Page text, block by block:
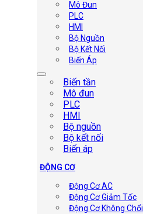
Mô Đun
PLC
HMI
Bộ Nguồn
Bộ Kết Nối
Biến Áp
Biến tần
Mô đun
PLC
HMI
Bộ nguồn
Bộ kết nối
Biến áp
ĐỘNG CƠ
Động Cơ AC
Động Cơ Giảm Tốc
Động Cơ Không Chổi